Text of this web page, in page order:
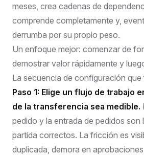
meses, crea cadenas de
comprende completamente y,
derrumba por su propio peso.
Un enfoque mejor: comenzar de
demostrar valor rápidamente y
La secuencia de configuración
Paso 1: Elige un flujo de trabajo
de la transferencia sea medible.
pedido y la entrada de pedidos son
partida correctos. La fricción es
duplicada, demora en